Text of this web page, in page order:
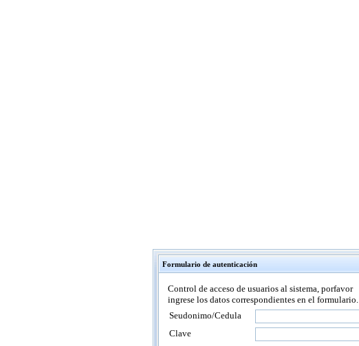
Formulario de autenticación
Control de acceso de usuarios al sistema, porfavor
ingrese los datos correspondientes en el formulario.
Seudonimo/Cedula
Clave